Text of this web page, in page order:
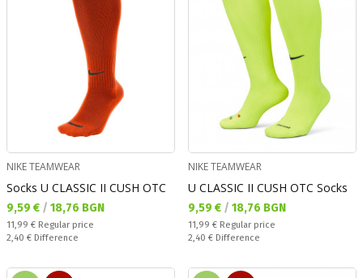
NIKE TEAMWEAR
Socks U CLASSIC II CUSH OTC
Текуща цена:
9,59 € / 18,76 BGN
Regular price:
11,99 € Regular price
Спестявате:
2,40 € Difference
NIKE TEAMWEAR
U CLASSIC II CUSH OTC Socks
Текуща цена:
9,59 € / 18,76 BGN
Regular price:
11,99 € Regular price
Спестявате:
2,40 € Difference